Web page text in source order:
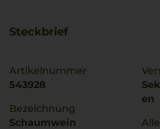
Steckbrief
Artikelnummer
543928
Bezeichnung
Schaumwein
en